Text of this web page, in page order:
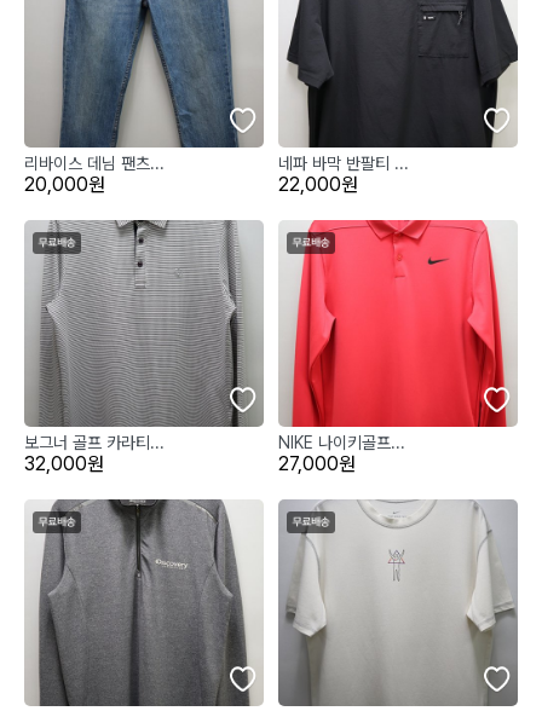
리바이스 데님 팬츠...
20,000원
네파 바막 반팔티 ...
22,000원
보그너 골프 카라티...
32,000원
NIKE 나이키골프...
27,000원